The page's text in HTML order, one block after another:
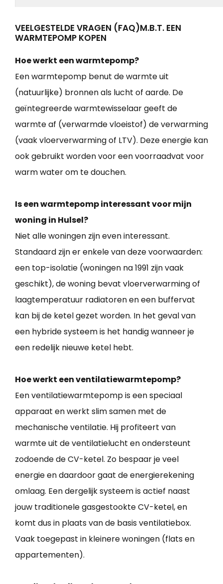
VEELGESTELDE VRAGEN (FAQ)M.B.T. EEN
WARMTEPOMP KOPEN
Hoe werkt een warmtepomp?
Een warmtepomp benut de warmte uit
(natuurlijke) bronnen als lucht of aarde. De
geïntegreerde warmtewisselaar geeft de
warmte af (verwarmde vloeistof) de verwarming
(vaak vloerverwarming of LTV). Deze energie kan
ook gebruikt worden voor een voorraadvat voor
warm water om te douchen.
Is een warmtepomp interessant voor mijn
woning in Hulsel?
Niet alle woningen zijn even interessant.
Standaard zijn er enkele van deze voorwaarden:
een top-isolatie (woningen na 1991 zijn vaak
geschikt), de woning bevat vloerverwarming of
laagtemperatuur radiatoren en een buffervat
kan bij de ketel gezet worden. In het geval van
een hybride systeem is het handig wanneer je
een redelijk nieuwe ketel hebt.
Hoe werkt een ventilatiewarmtepomp?
Een ventilatiewarmtepomp is een speciaal
apparaat en werkt slim samen met de
mechanische ventilatie. Hij profiteert van
warmte uit de ventilatielucht en ondersteunt
zodoende de CV-ketel. Zo bespaar je veel
energie en daardoor gaat de energierekening
omlaag. Een dergelijk systeem is actief naast
jouw traditionele gasgestookte CV-ketel, en
komt dus in plaats van de basis ventilatiebox.
Vaak toegepast in kleinere woningen (flats en
appartementen).